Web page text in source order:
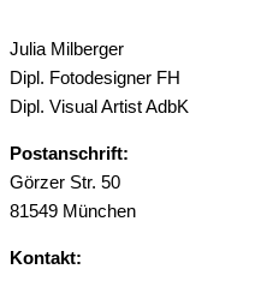
Julia Milberger
Dipl. Fotodesigner FH
Dipl. Visual Artist AdbK
Postanschrift:
Görzer Str. 50
81549 München
Kontakt: